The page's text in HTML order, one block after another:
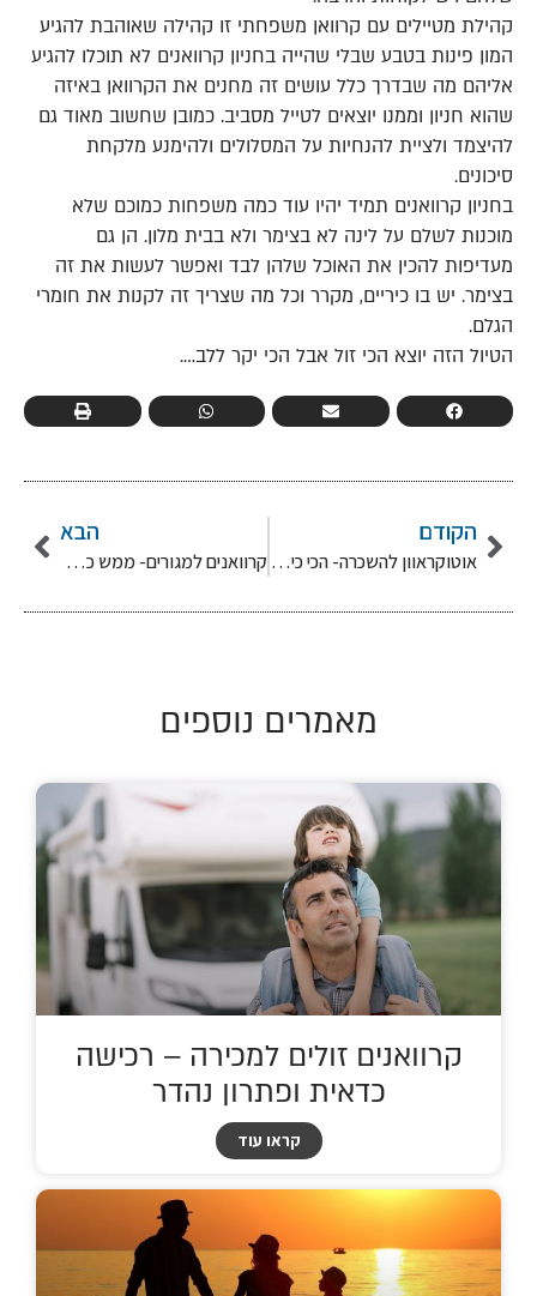
קהילת מטיילים עם קרוואן משפחתי זו קהילה שאוהבת להגיע
המון פינות בטבע שבלי שהייה בחניון קרוואנים לא תוכלו להגיע
אליהם מה שבדרך כלל עושים זה מחנים את הקרוואן באיזה
שהוא חניון וממנו יוצאים לטייל מסביב. כמובן שחשוב מאוד גם
להיצמד ולציית להנחיות על המסלולים ולהימנע מלקחת
סיכונים.
בחניון קרוואנים תמיד יהיו עוד כמה משפחות כמוכם שלא
מוכנות לשלם על לינה לא בצימר ולא בבית מלון. הן גם
מעדיפות להכין את האוכל שלהן לבד ואפשר לעשות את זה
בצימר. יש בו כיריים, מקרר וכל מה שצריך זה לקנות את חומרי
הגלם.
הטיול הזה יוצא הכי זול אבל הכי יקר ללב….
הקודם
אוטוקראוון להשכרה- הכי כיף בקיץ הזה !
הבא
קרוואנים למגורים- ממש כמו באמריקה!
מאמרים נוספים
קרוואנים זולים למכירה – רכישה
כדאית ופתרון נהדר
קראו עוד